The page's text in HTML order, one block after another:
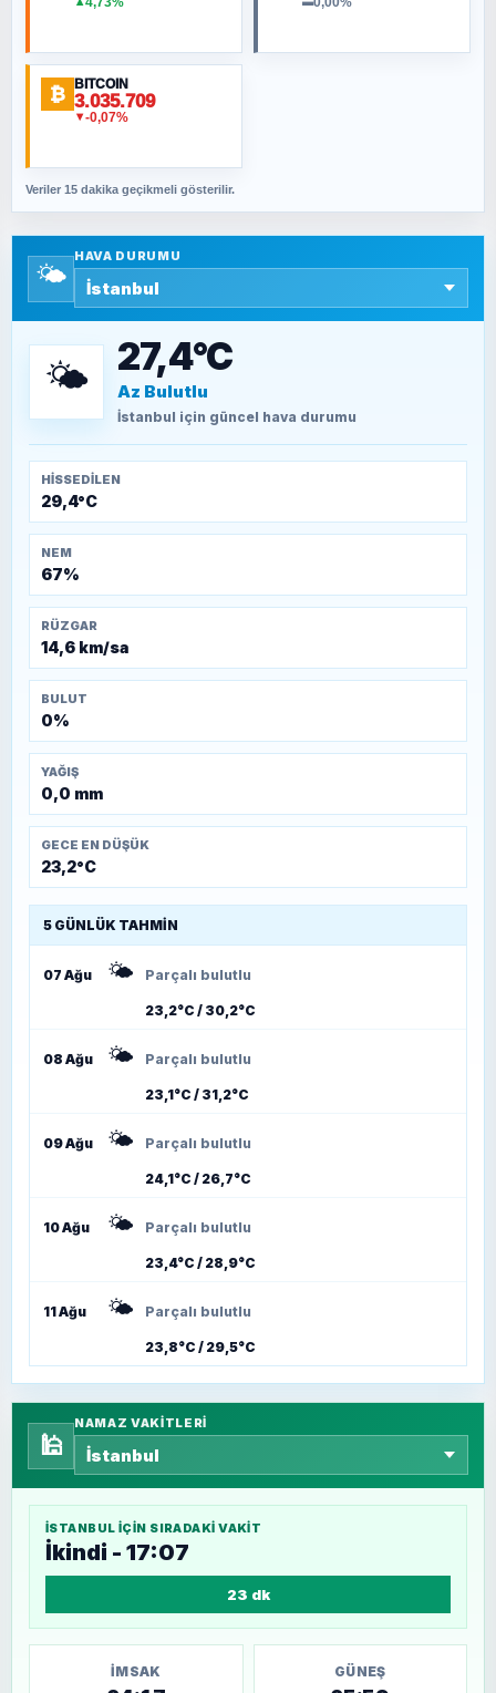
ORHAN KILIÇOĞLU
Fahişeye beyinli bir müstevli alçağına
SAVAŞ ŞAHİN
SEYFULLAH ÇİÇEK
TEOMAN ALPASLAN
Kütahya-Eskişehir Muharebeleri (10-24
₿ BITCOIN
3.035.709
▼-0,07%
Veriler 15 dakika geçikmeli gösterilir.
🌤️
HAVA DURUMU
🌤️ 27,4°C
Az Bulutlu
İstanbul için güncel hava durumu
HISSEDILEN
29,4°C
NEM
67%
RÜZGAR
14,6 km/sa
BULUT
0%
YAĞIŞ
0,0 mm
GECE EN DÜŞÜK
23,2°C
5 GÜNLÜK TAHMIN
07 Ağu 🌤️ Parçalı bulutlu
23,2°C / 30,2°C
08 Ağu 🌤️ Parçalı bulutlu
23,1°C / 31,2°C
09 Ağu 🌤️ Parçalı bulutlu
24,1°C / 26,7°C
10 Ağu 🌤️ Parçalı bulutlu
23,4°C / 28,9°C
11 Ağu 🌤️ Parçalı bulutlu
23,8°C / 29,5°C
🕌
NAMAZ VAKITLERI
İSTANBUL IÇIN SIRADAKI VAKIT
İkindi - 17:07
23 dk
İMSAK GÜNEŞ